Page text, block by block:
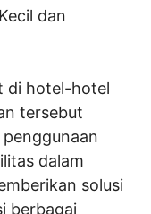
dan
di hotel-hotel
tersebut
dalam
solusi
berbagai